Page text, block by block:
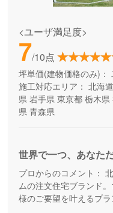
<ユーザ満足度>
7/10点
坪単価(建物価格のみ)：
施工対応エリア： 北海道
県 岩手県 東京都 栃木県
県 青森県
世界で一つ、あなた
プロからのコメント：
ムの注文住宅ブランド
様のご要望を叶えるプ